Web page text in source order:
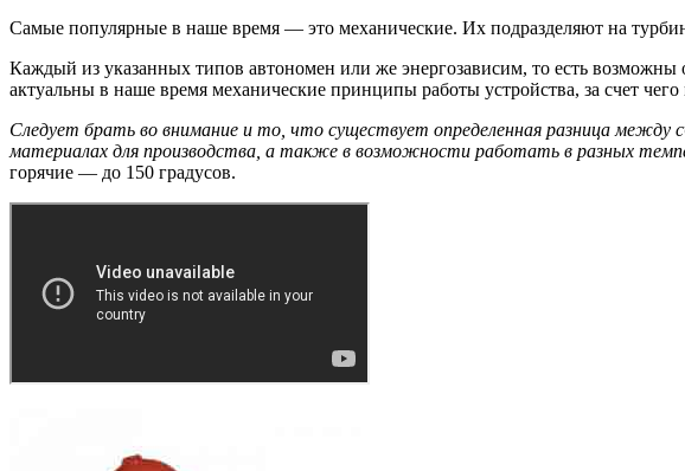
Самые популярные в наше время — это механические. Их подразделяют на
Каждый из указанных типов автономен или же энергозависим, то есть возможны
актуальны в наше время механические принципы работы устройства, за счет
Следует брать во внимание и то, что существует определенная разница между
материалах для производства, а также в возможности работать в разных
горячие — до 150 градусов.